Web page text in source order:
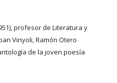
profesor de Literatura y
Vinyoli, Ramón Otero
de la joven poesía